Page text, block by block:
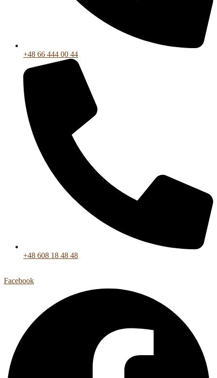
+48 66 444 00 44
+48 608 18 48 48
Facebook